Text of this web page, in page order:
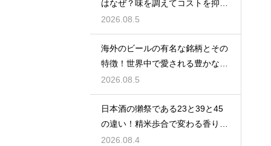
はなぜ？味を調えてコストを抑え
る手法
2026.08.5
海外のビールの有名な銘柄とその
特徴！世界中で愛される豊かな味
わい
2026.08.5
日本酒の獺祭である23と39と45
の違い！精米歩合で変わる香りと
価格
2026.08.4